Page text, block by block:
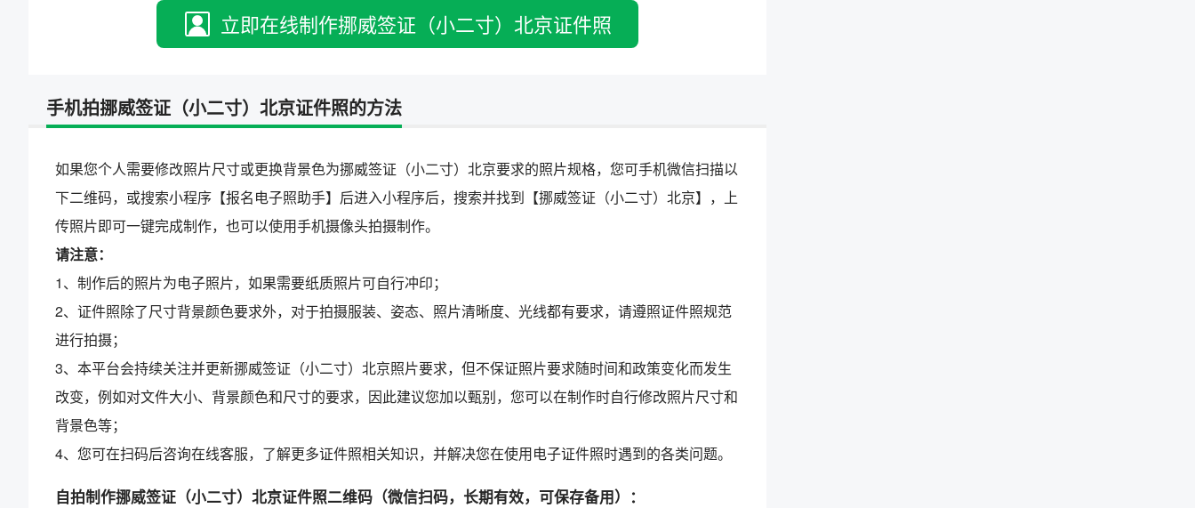
立即在线制作挪威签证（小二寸）北京证件照
手机拍挪威签证（小二寸）北京证件照的方法
如果您个人需要修改照片尺寸或更换背景色为挪威签证（小二寸）北京要求的照片规格，您可手机微信扫描以
下二维码，或搜索小程序【报名电子照助手】后进入小程序后，搜索并找到【挪威签证（小二寸）北京】，上
传照片即可一键完成制作，也可以使用手机摄像头拍摄制作。
请注意：
1、制作后的照片为电子照片，如果需要纸质照片可自行冲印；
2、证件照除了尺寸背景颜色要求外，对于拍摄服装、姿态、照片清晰度、光线都有要求，请遵照证件照规范
进行拍摄；
3、本平台会持续关注并更新挪威签证（小二寸）北京照片要求，但不保证照片要求随时间和政策变化而发生
改变，例如对文件大小、背景颜色和尺寸的要求，因此建议您加以甄别，您可以在制作时自行修改照片尺寸和
背景色等；
4、您可在扫码后咨询在线客服，了解更多证件照相关知识，并解决您在使用电子证件照时遇到的各类问题。
自拍制作挪威签证（小二寸）北京证件照二维码（微信扫码，长期有效，可保存备用）：